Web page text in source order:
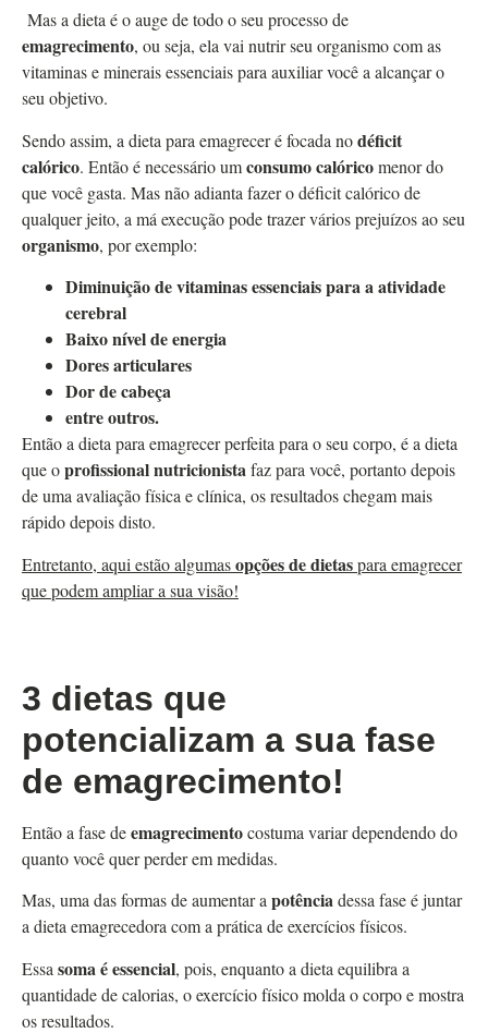
Mas a dieta é o auge de todo o seu processo de
emagrecimento, ou seja, ela vai nutrir seu organismo com as
vitaminas e minerais essenciais para auxiliar você a alcançar o
seu objetivo.
Sendo assim, a dieta para emagrecer é focada nodéficit
calórico. Então é necessário umconsumo calóricomenor do
que você gasta. Mas não adianta fazer o déficit calórico de
qualquer jeito, a má execução pode trazer vários prejuízos ao seu
organismo, por exemplo:
Diminuição de vitaminas essenciais para a atividade
cerebral
Baixo nível de energia
Dores articulares
Dor de cabeça
entre outros.
Então a dieta para emagrecer perfeita para o seu corpo, é a dieta
que oprofissional nutricionistafaz para você, portanto depois
de uma avaliação física e clínica, os resultados chegam mais
rápido depois disto.
Entretanto, aqui estão algumasopções de dietaspara emagrecer
que podem ampliar a sua visão!
3 dietas que
potencializam a sua fase
de emagrecimento!
Então a fase deemagrecimentocostuma variar dependendo do
quanto você quer perder em medidas.
Mas, uma das formas de aumentar apotênciadessa fase é juntar
a dieta emagrecedora com a prática de exercícios físicos.
Essa soma é essencial, pois, enquanto a dieta equilibra a
quantidade de calorias, o exercício físico molda o corpo e mostra
os resultados.